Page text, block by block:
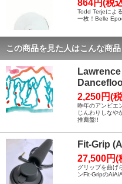
864円(税
Todd Terjeによ
一枚！Belle
この商品を見た人はこんな商
2,250円(
昨年のアンビエ
じんわりしなや
推薦盤!!
Fit-Grip
27,500円(
グリップを曲げ
ンFit-Gripの